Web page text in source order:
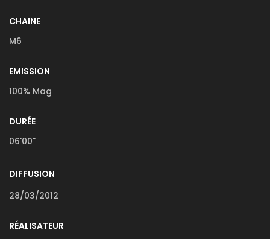
CHAINE
M6
EMISSION
100% Mag
DURÉE
06'00"
DIFFUSION
28/03/2012
RÉALISATEUR